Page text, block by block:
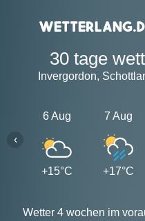
30 tage
Invergordon,
6 Aug
+15°C
7 Aug
+17°C
‹
Wetter 4 wochen im